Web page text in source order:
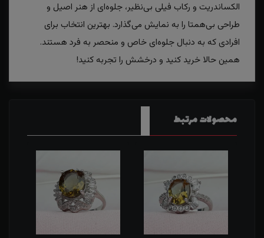
الکساندریت و رکاب فیلی بی‌نظیر، جلوه‌ای از هنر اصیل و
طراحی بی‌همتا را به نمایش می‌گذارد. بهترین انتخاب برای
افرادی که به دنبال جلوه‌ای خاص و منحصر به فرد هستند.
همین حالا خرید کنید و درخشش را تجربه کنید!
محصولات مرتبط